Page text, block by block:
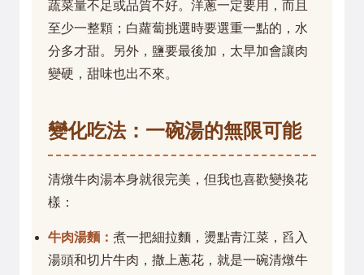
蔬菜量不足或品質不好。洋蔥一定要用，而且
至少一整顆；白蘿蔔挑選時要選重一點的，水
分多才甜。另外，鹽要最後加，太早加會讓肉
變硬，甜味也出不來。
變化吃法：一碗湯的無限可能
清燉牛肉湯本身就很完美，但我也喜歡變換花
樣：
牛肉湯麵： 煮一把細拉麵，燙點青江菜，舀入
湯頭和切片牛肉，撒上蔥花，就是一碗清燉牛